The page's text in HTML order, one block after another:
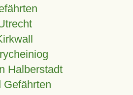
Halberstadt
Gefährten